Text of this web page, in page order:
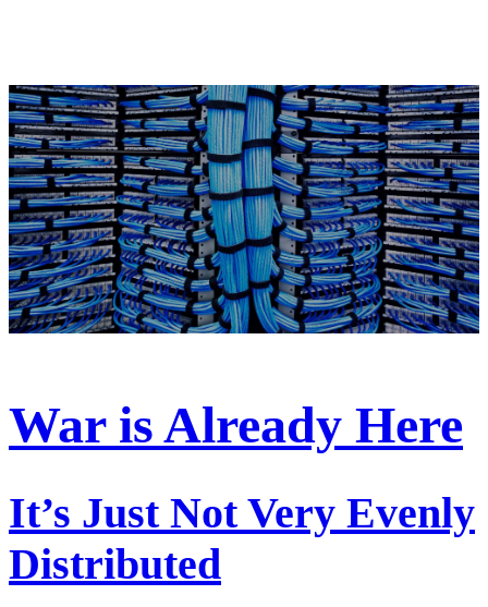
War is Already Here
It’s Just Not Very Evenly
Distributed